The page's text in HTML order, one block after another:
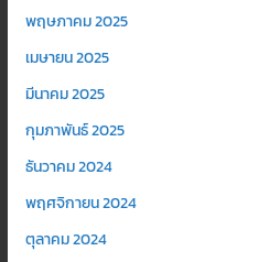
พฤษภาคม 2025
เมษายน 2025
มีนาคม 2025
กุมภาพันธ์ 2025
ธันวาคม 2024
พฤศจิกายน 2024
ตุลาคม 2024